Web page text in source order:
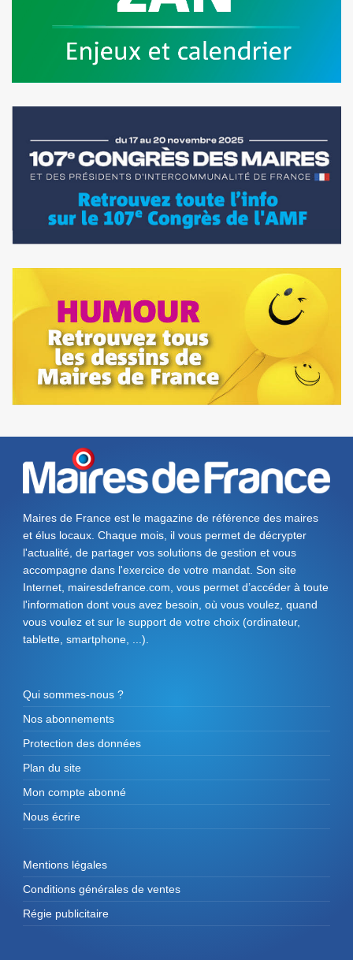
Maires de France est le magazine de référence des maires
et élus locaux. Chaque mois, il vous permet de décrypter
l'actualité, de partager vos solutions de gestion et vous
accompagne dans l'exercice de votre mandat. Son site
Internet, mairesdefrance.com, vous permet d’accéder à toute
l'information dont vous avez besoin, où vous voulez, quand
vous voulez et sur le support de votre choix (ordinateur,
tablette, smartphone, ...).
Qui sommes-nous ?
Nos abonnements
Protection des données
Plan du site
Mon compte abonné
Nous écrire
Mentions légales
Conditions générales de ventes
Régie publicitaire